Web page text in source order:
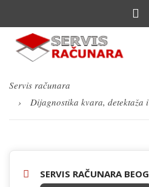
Servis računara
Dijagnostika kvara, detektaža
SERVIS RAČUNARA